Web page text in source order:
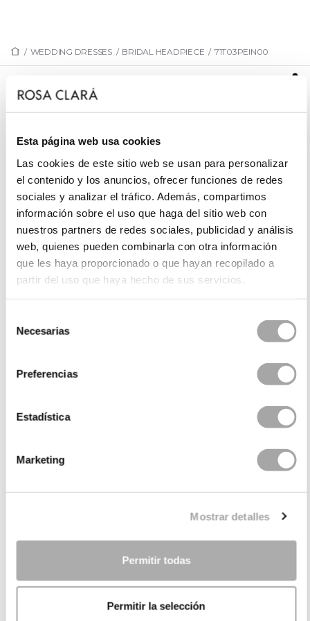
Esta página web usa cookies
Las cookies de este sitio web se usan para personalizar
el contenido y los anuncios, ofrecer funciones de redes
sociales y analizar el tráfico. Además, compartimos
información sobre el uso que haga del sitio web con
nuestros partners de redes sociales, publicidad y análisis
web, quienes pueden combinarla con otra información
que les haya proporcionado o que hayan recopilado a
partir del uso que haya hecho de sus servicios.
Necesarias
Preferencias
Estadística
Marketing
Mostrar detalles
Permitir todas
Permitir la selección
/ WEDDING DRESSES / BRIDAL HEADPIECE / 71T03PEIN00
71T03PEIN00
leaves, with glass bead embellishments.
REQUEST AN APPOINTMENT
NEED SOME HELP?
COMPANY